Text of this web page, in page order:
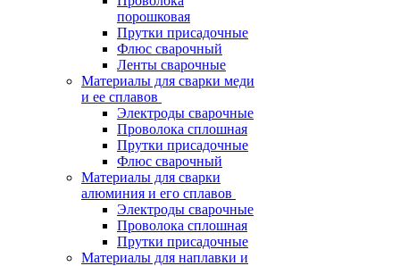
порошковая
Прутки присадочные
Флюс сварочный
Ленты сварочные
Материалы для сварки меди
и ее сплавов
Электроды сварочные
Проволока сплошная
Прутки присадочные
Флюс сварочный
Материалы для сварки
алюминия и его сплавов
Электроды сварочные
Проволока сплошная
Прутки присадочные
Материалы для наплавки и